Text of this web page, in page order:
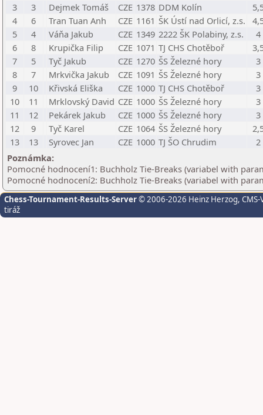
3
3 Dejmek Tomáš CZE 1378 DDM Kolín
4
6 Tran Tuan Anh CZE 1161 ŠK Ústí nad Orlicí, z.s.
5
4 Váňa Jakub CZE 1349 2222 ŠK Polabiny, z.s.
4
6
8 Krupička Filip CZE 1071 TJ CHS Chotěboř
7
5 Tyč Jakub CZE 1270 ŠS Železné hory
3
8
7 Mrkvička Jakub CZE 1091 ŠS Železné hory
3
9
10 Křivská Eliška CZE 1000 TJ CHS Chotěboř
3
10
11 Mrklovský David CZE 1000 ŠS Železné hory
3
11
12 Pekárek Jakub CZE 1000 ŠS Železné hory
3
12
9 Tyč Karel CZE 1064 ŠS Železné hory
13
13 Syrovec Jan CZE 1000 TJ ŠO Chrudim
2
Poznámka:
Pomocné hodnocení1: Buchholz Tie-Breaks (variabel with
Pomocné hodnocení2: Buchholz Tie-Breaks (variabel with
Chess-Tournament-Results-Server© 2006-2026 Heinz Herzog,
tiráž